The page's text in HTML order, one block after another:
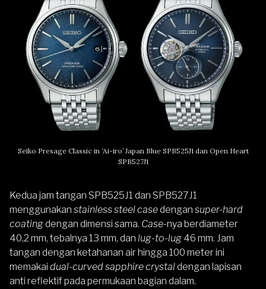
Seiko Presage Classic in ‘Ai-iro’ Japan Blue SPB525J1 dan Open Heart
SPB527J1
Kedua jam tangan SPB525J1 dan SPB527J1
menggunakan stainless steel casedengan super-hard
coatingdengan dimensi sama. Case-nya berdiameter
40,2 mm, tebalnya 13 mm, dan lug-to-lug 46 mm. Jam
tangan dengan ketahanan air hingga 100 meter ini
memakai dual-curved sapphire crystaldengan lapisan
anti reflektif pada permukaan bagian dalam.